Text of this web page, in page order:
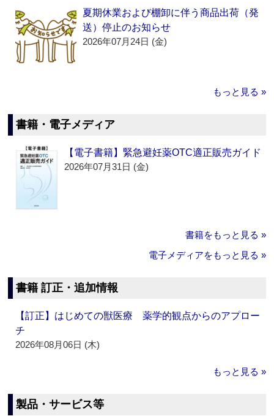
夏期休業および棚卸に伴う商品出荷（発
送）停止のお知らせ
2026年07月24日 (金)
もっと見る »
書籍・電子メディア
【電子書籍】緊急避妊薬OTC適正販売ガイド
2026年07月31日 (金)
書籍をもっと見る »
電子メディアをもっと見る »
書籍 訂正・追加情報
【訂正】はじめての獣医療 薬学的観点からのアプロー
チ
2026年08月06日 (木)
もっと見る »
製品・サービス等